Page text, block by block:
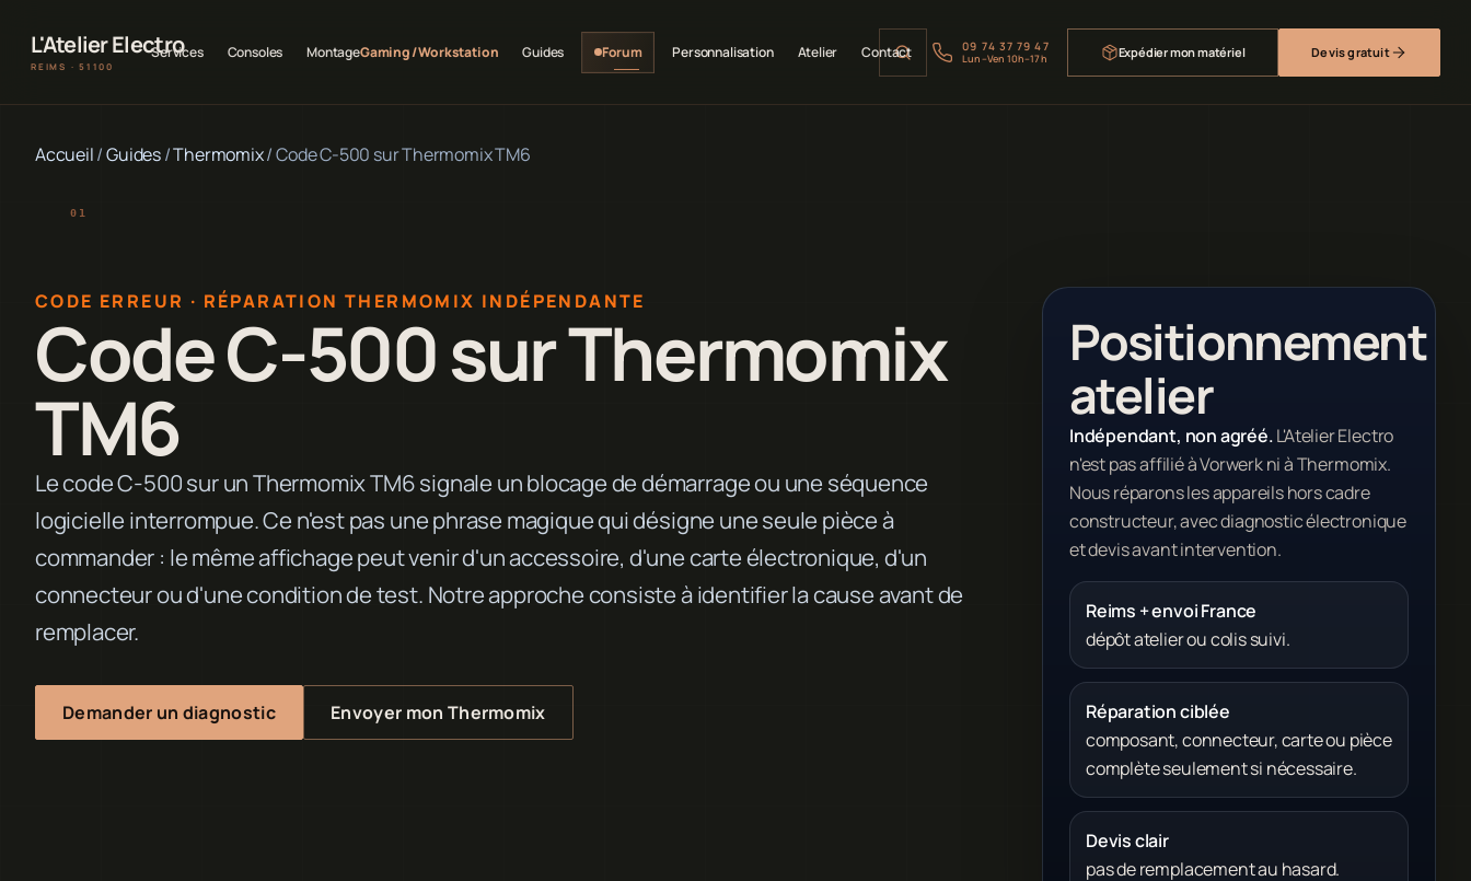
L'Atelier Electro
REIMS · 51100
Services Consoles MontageGaming / Workstation Guides Forum Personnalisation Atelier Contact 09 74 37 79 47
Lun–Ven 10h–17h Expédier mon matériel Devis gratuit
Accueil/Guides/Thermomix/Code C-500 sur Thermomix TM6
CODE ERREUR · RÉPARATION THERMOMIX INDÉPENDANTE
Code C-500 sur Thermomix
TM6
Le code C-500 sur un Thermomix TM6 signale un blocage de démarrage ou une séquence
logicielle interrompue. Ce n'est pas une phrase magique qui désigne une seule pièce à
commander : le même affichage peut venir d'un accessoire, d'une carte électronique, d'un
connecteur ou d'une condition de test. Notre approche consiste à identifier la cause avant de
remplacer.
Demander un diagnostic Envoyer mon Thermomix
Positionnement
atelier
Indépendant, non agréé.L'Atelier Electro
n'est pas affilié à Vorwerk ni à Thermomix.
Nous réparons les appareils hors cadre
constructeur, avec diagnostic électronique
et devis avant intervention.
Reims + envoi France
dépôt atelier ou colis suivi.
Réparation ciblée
composant, connecteur, carte ou pièce
complète seulement si nécessaire.
Devis clair
pas de remplacement au hasard.